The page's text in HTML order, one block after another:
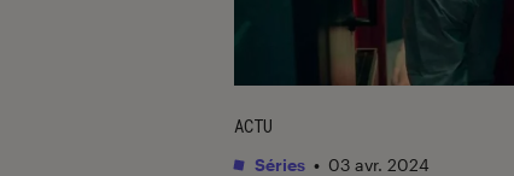
ACTU
Séries • 03 avr. 2024